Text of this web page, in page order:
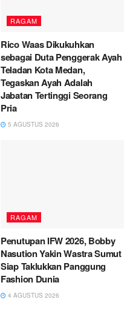
RAGAM
Rico Waas Dikukuhkan
sebagai Duta Penggerak Ayah
Teladan Kota Medan,
Tegaskan Ayah Adalah
Jabatan Tertinggi Seorang
Pria
5 AGUSTUS 2026
RAGAM
Penutupan IFW 2026, Bobby
Nasution Yakin Wastra Sumut
Siap Taklukkan Panggung
Fashion Dunia
4 AGUSTUS 2026